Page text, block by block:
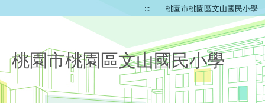
::: 桃園市桃園區文山國民小學
桃園市桃園區文山國民小學